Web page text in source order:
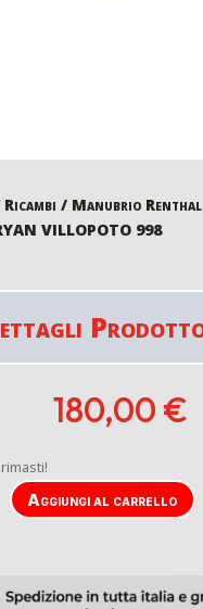
Ricambi / Manubrio
VILLOPOTO 998
180,00 €
Aggiungi al carrello